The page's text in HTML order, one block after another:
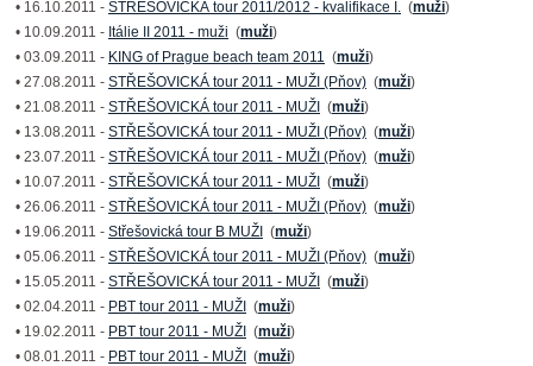
• 16.10.2011 - STŘEŠOVICKÁ tour 2011/2012 - kvalifikace I. (muži)
• 10.09.2011 - Itálie II 2011 - muži (muži)
• 03.09.2011 - KING of Prague beach team 2011 (muži)
• 27.08.2011 - STŘEŠOVICKÁ tour 2011 - MUŽI (Pňov) (muži)
• 21.08.2011 - STŘEŠOVICKÁ tour 2011 - MUŽI (muži)
• 13.08.2011 - STŘEŠOVICKÁ tour 2011 - MUŽI (Pňov) (muži)
• 23.07.2011 - STŘEŠOVICKÁ tour 2011 - MUŽI (Pňov) (muži)
• 10.07.2011 - STŘEŠOVICKÁ tour 2011 - MUŽI (muži)
• 26.06.2011 - STŘEŠOVICKÁ tour 2011 - MUŽI (Pňov) (muži)
• 19.06.2011 - Střešovická tour B MUŽI (muži)
• 05.06.2011 - STŘEŠOVICKÁ tour 2011 - MUŽI (Pňov) (muži)
• 15.05.2011 - STŘEŠOVICKÁ tour 2011 - MUŽI (muži)
• 02.04.2011 - PBT tour 2011 - MUŽI (muži)
• 19.02.2011 - PBT tour 2011 - MUŽI (muži)
• 08.01.2011 - PBT tour 2011 - MUŽI (muži)